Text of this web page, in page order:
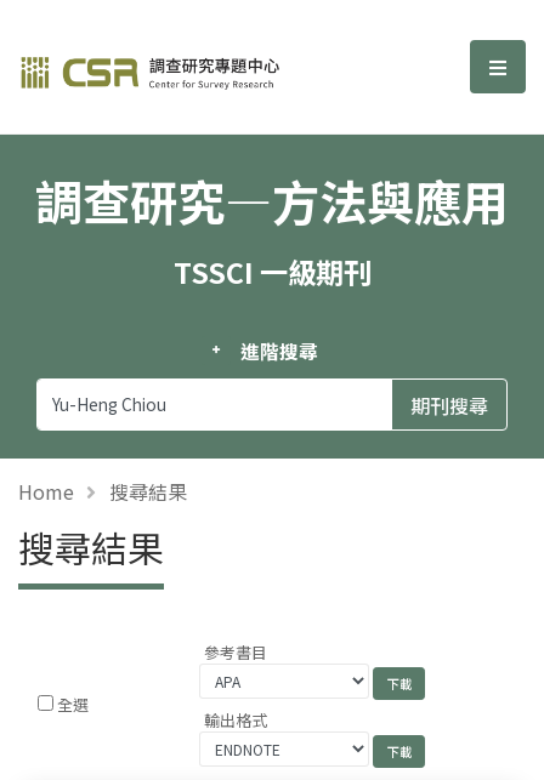
調查研究—方法與應用期刊 選
調查研究—方法與應用
TSSCI 一級期刊
進階搜尋
Home 搜尋結果
搜尋結果
全選
參考書目
輸出格式